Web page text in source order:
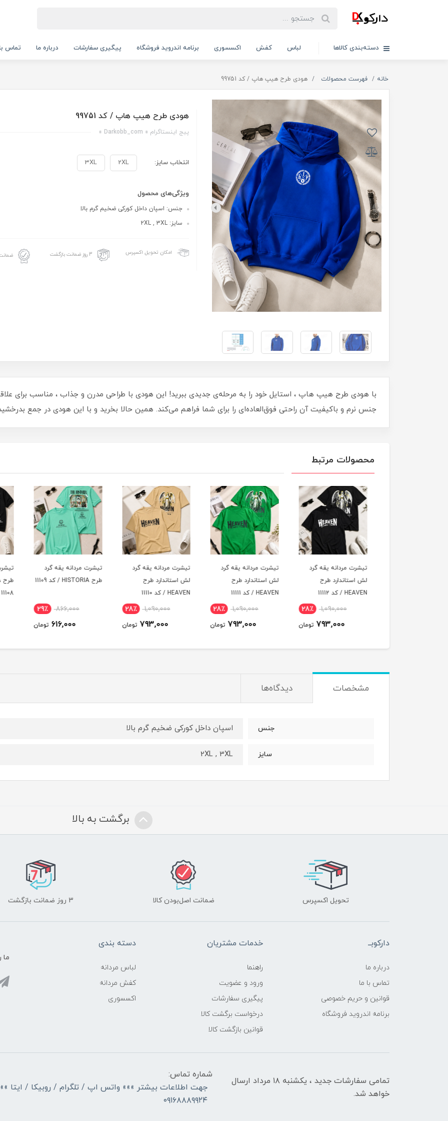
دسته‌بندی کالاها لباس کفش اکسسوری برنامه اندروید فروشگاه پیگیری سفارشات درباره ما تماس
خانه فهرست محصولات هودی طرح هیپ هاپ / کد 99751
هودی طرح هیپ هاپ / کد 99751
پیج اینستاگرام « Darkobb_com »
انتخاب سایز: 2XL
3XL
ویژگی‌های محصول
جنس: اسپان داخل کورکی ضخیم گرم بالا
سایز: 2XL , 3XL
امکان تحویل اکسپرس 3 روز ضمانت بازگشت
با هودی طرح هیپ هاپ ، استایل خود را به مرحله‌ی جدیدی ببرید! این هودی با طراحی مدرن و جذاب ، مناسب
جنس نرم و باکیفیت آن راحتی فوق‌العاده‌ای را برای شما فراهم می‌کند. همین حالا بخرید و با این هودی در جمع
محصولات مرتبط
تیشرت مردانه یقه گرد
لش استاندارد طرح
HEAVEN / کد 11112
1,090,000 28٪
793,000 تومان
تیشرت مردانه یقه گرد
لش استاندارد طرح
HEAVEN / کد 11111
1,090,000 28٪
793,000 تومان
تیشرت مردانه یقه گرد
لش استاندارد طرح
HEAVEN / کد 11110
1,090,000 28٪
793,000 تومان
تیشرت مردانه یقه گرد
طرح HISTORIA / کد 11109
866,000 29٪
616,000 تومان
11108
مشخصات دیدگاه‌ها
جنس اسپان داخل کورکی ضخیم گرم بالا
سایز 2XL , 3XL
برگشت به بالا
تحویل اکسپرس ضمانت اصل‌بودن کالا 3 روز ضمانت بازگشت
دارکوبــ
درباره ما
تماس با ما
قوانین و حریم خصوصی
برنامه اندروید فروشگاه
خدمات مشتریان
راهنما
ورود و عضویت
پیگیری سفارشات
درخواست برگشت کالا
قوانین بازگشت کالا
دسته بندی
لباس مردانه
کفش مردانه
اکسسوری
ما
تمامی سفارشات جدید ، یکشنبه ۱۸ مرداد ارسال
خواهد شد.
شماره تماس:
جهت اطلاعات بیشتر »»» واتس اپ / تلگرام / روبیکا / ایتا »»
۰۹۱۶۸۸۸۹۹۲۴